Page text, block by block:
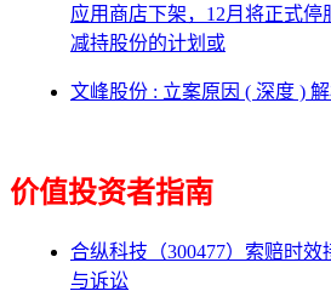
应用商店下架，12月将正式停
减持股份的计划或
文峰股份 : 立案原因 ( 深度 )
价值投资者指南
合纵科技（300477）索赔时
与诉讼